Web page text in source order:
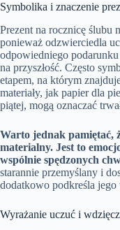
Symbolika i znaczenie
Prezent na rocznicę ślubu
ponieważ odzwierciedla
odpowiedniego
na przyszłość. Często
etapem, na którym
materiały, jak papier dla
piątej, mogą oznaczać
Warto jednak pamiętać,
materialny. Jest to
wspólnie spędzonych
starannie przemyślany i
dodatkowo podkreśla
Wyrażanie uczuć i